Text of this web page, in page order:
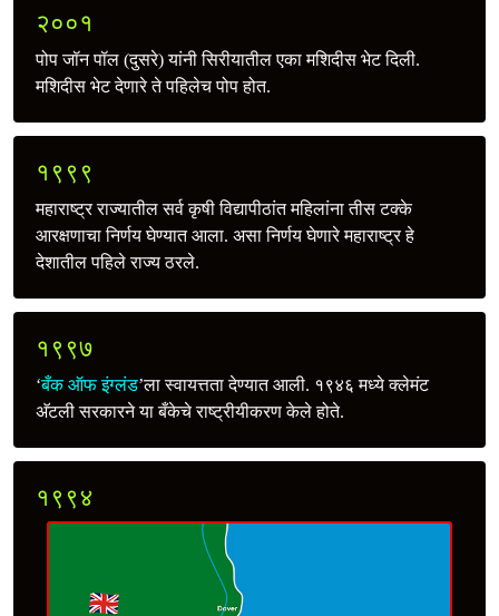
२००१
पोप जॉन पॉल (दुसरे) यांनी सिरीयातील एका मशिदीस भेट दिली.
मशिदीस भेट देणारे ते पहिलेच पोप होत.
१९९९
महाराष्ट्र राज्यातील सर्व कृषी विद्यापीठांत महिलांना तीस टक्‍के
आरक्षणाचा निर्णय घेण्यात आला. असा निर्णय घेणारे महाराष्ट्र हे
देशातील पहिले राज्य ठरले.
१९९७
‘बँक ऑफ इंग्लंड’ला स्वायत्तता देण्यात आली. १९४६ मध्ये क्लेमंट
अ‍ॅटली सरकारने या बँकेचे राष्ट्रीयीकरण केले होते.
१९९४